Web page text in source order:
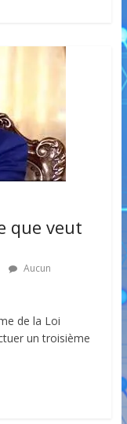
que veut
Aucun
de la Loi
un troisième